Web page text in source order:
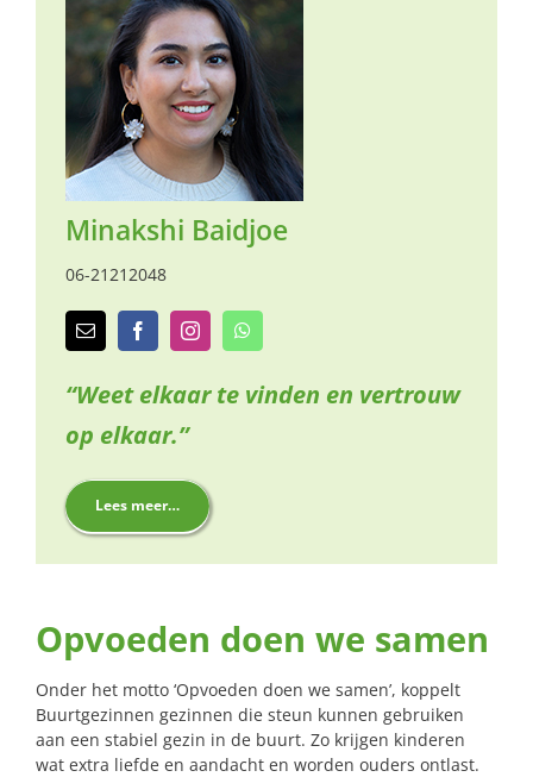
Minakshi Baidjoe
06-21212048
“Weet elkaar te vinden en vertrouw
op elkaar.”
Lees meer…
Opvoeden doen we samen
Onder het motto ‘Opvoeden doen we samen’, koppelt
Buurtgezinnen gezinnen die steun kunnen gebruiken
aan een stabiel gezin in de buurt. Zo krijgen kinderen
wat extra liefde en aandacht en worden ouders ontlast.